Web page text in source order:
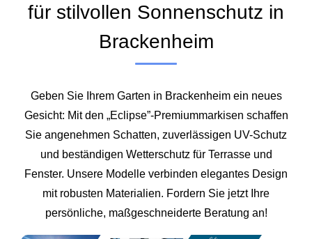
für stilvollen Sonnenschutz in
Brackenheim
Geben Sie Ihrem Garten in Brackenheim ein neues
Gesicht: Mit den „Eclipse”-Premiummarkisen schaffen
Sie angenehmen Schatten, zuverlässigen UV-Schutz
und beständigen Wetterschutz für Terrasse und
Fenster. Unsere Modelle verbinden elegantes Design
mit robusten Materialien. Fordern Sie jetzt Ihre
persönliche, maßgeschneiderte Beratung an!